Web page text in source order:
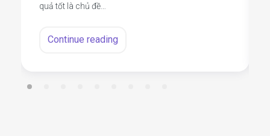
quả tốt là chủ đề…
Continue reading